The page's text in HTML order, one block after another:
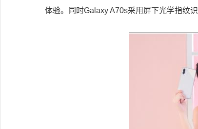
体验。同时Galaxy A70s采用屏下光学指纹